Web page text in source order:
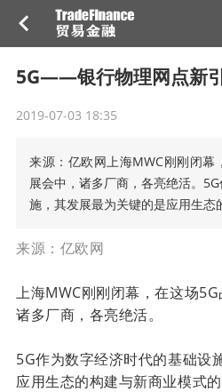
5G——银行物理网点新
2019-07-03 18:35
来源：亿欧网上海MWC刚刚闭幕
展会中，诸多厂商，各亮绝活。
施，其发展最为关键的是应用生态
来源： 亿欧网
上海MWC刚刚闭幕，在这场5G
诸多厂商，各亮绝活。
5G作为数字经济时代的基础设
应用生态的构建与新商业模式的
点
目
贸
贸金微博
贸金书店
福费廷二级市场
贸金投融（投融资信息平
活动
研习社
消息
我的